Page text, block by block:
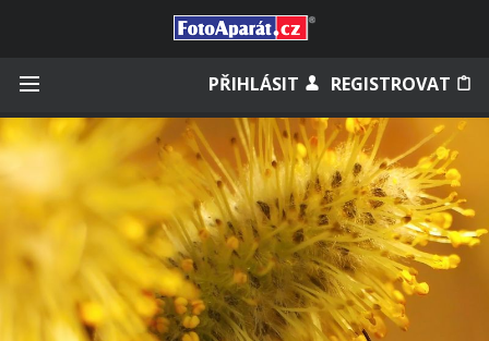
PŘIHLÁSIT REGISTROVAT
Zapamatovat
Zapomněli jste heslo?
Měli jste účet na starém webu?